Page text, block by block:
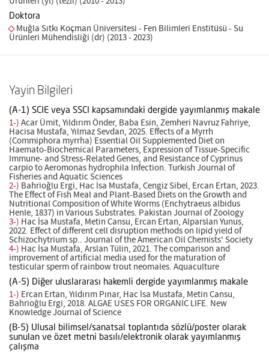
Doktora
Muğla Sıtkı Koçman Üniversitesi - Fen Bilimleri Enstitüsü - Su
Ürünleri Mühendisliği (dr) (2013 - 2023)
Yayin Bilgileri
(A-1) SCIE veya SSCI kapsamındaki dergide yayımlanmış makale
1-) Acar Ümit, Yıldırım Önder, Baba Esin, Zemheri Navruz Fahriye,
Hacisa Mustafa, Yılmaz Sevdan, 2025. Effects of a Myrrh
(Commiphora myrrha) Essential Oil Supplemented Diet on
Haemato-Biochemical Parameters, Expression of Tissue-Specific
Immune- and Stress-Related Genes, and Resistance of Cyprinus
carpio to Aeromonas hydrophila Infection. Turkish Journal of
Fisheries and Aquatic Sciences
2-) Bahrioğlu Ergi, Hac İsa Mustafa, Cengiz Sibel, Ercan Ertan, 2023.
The Effect of Fish Meal and Plant-Based Diets on the Growth and
Nutritional Composition of White Worms (Enchytraeus albidus
Henle, 1837) in Various Substrates. Pakistan Journal of Zoology
3-) Hac İsa Mustafa, Metin Cansu, Ercan Ertan, Alparslan Yunus,
2022. Effect of different cell disruption methods on lipid yield of
Schizochytrium sp.. Journal of the American Oil Chemists' Society
4-) Hac İsa Mustafa, Arslan Tülin, 2021. The comparison and
improvement of artificial media used for the maturation of
testicular sperm of rainbow trout neomales. Aquaculture
(A-5) Diğer uluslararası hakemli dergide yayımlanmış makale
1-) Ercan Ertan, Yıldırım Pınar, Hac İsa Mustafa, Metin Cansu,
Bahrioğlu Ergi, 2018. ALGAE USES FOR ORGANIC LIFE. New
Knowledge Journal of Science
(B-5) Ulusal bilimsel/sanatsal toplantıda sözlü/poster olarak
sunulan ve özet metni basılı/elektronik olarak yayımlanmış
çalışma